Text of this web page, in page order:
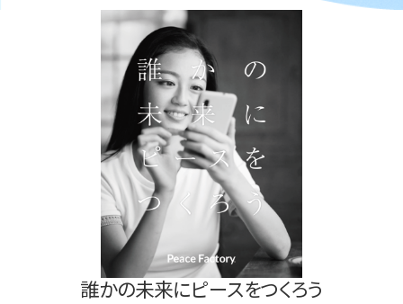
誰かの未来にピースをつくろう